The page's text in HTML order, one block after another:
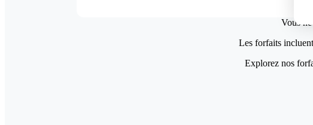
Vous
Les forfaits
Explorez nos